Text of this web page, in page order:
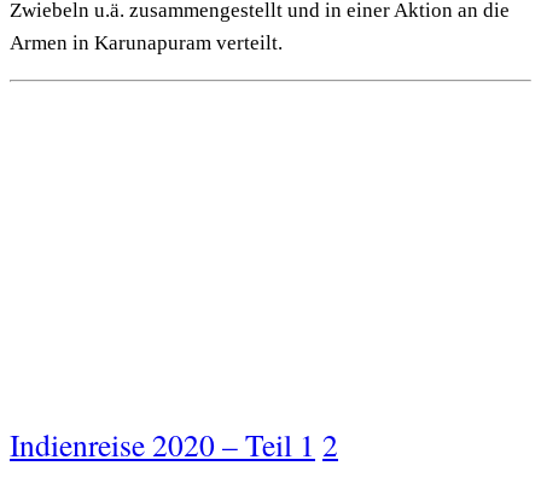
Zwiebeln u.ä. zusammengestellt und in einer Aktion an die
Armen in Karunapuram verteilt.
Indienreise 2020 – Teil 1 2